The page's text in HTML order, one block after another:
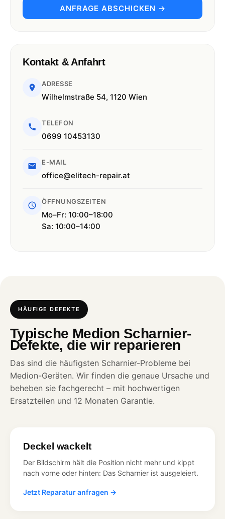
ANFRAGE ABSCHICKEN →
Kontakt & Anfahrt
ADRESSE
Wilhelmstraße 54, 1120 Wien
TELEFON
0699 10453130
E-MAIL
office@elitech-repair.at
ÖFFNUNGSZEITEN
Mo–Fr: 10:00–18:00
Sa: 10:00–14:00
HÄUFIGE DEFEKTE
Typische Medion Scharnier-
Defekte, die wir reparieren
Das sind die häufigsten Scharnier-Probleme bei
Medion-Geräten. Wir finden die genaue Ursache und
beheben sie fachgerecht – mit hochwertigen
Ersatzteilen und 12 Monaten Garantie.
Deckel wackelt
Der Bildschirm hält die Position nicht mehr und kippt
nach vorne oder hinten: Das Scharnier ist ausgeleiert.
Jetzt Reparatur anfragen →